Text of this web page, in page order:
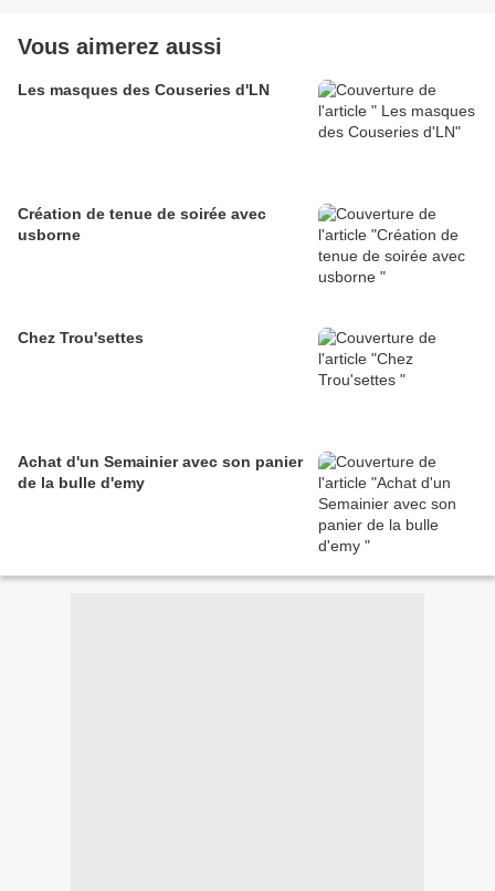
Vous aimerez aussi
Les masques des Couseries d'LN
Création de tenue de soirée avec
usborne
Chez Trou'settes
Achat d'un Semainier avec son panier
de la bulle d'emy